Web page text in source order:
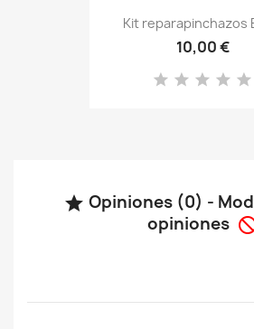
Kit reparapinchazos
10,00 €
 Opiniones (0) -
opiniones